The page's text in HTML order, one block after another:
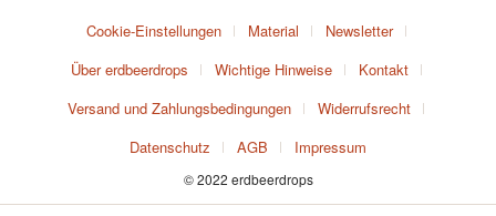
Cookie-Einstellungen Material
Newsletter
Über erdbeerdrops
Wichtige Hinweise
Kontakt
Versand und Zahlungsbedingungen
Widerrufsrecht
Datenschutz
AGB Impressum
© 2022 erdbeerdrops